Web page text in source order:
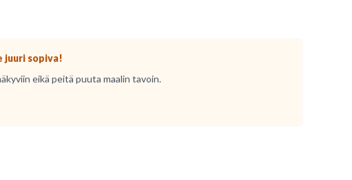
juuri sopiva!
eikä peitä puuta maalin tavoin.